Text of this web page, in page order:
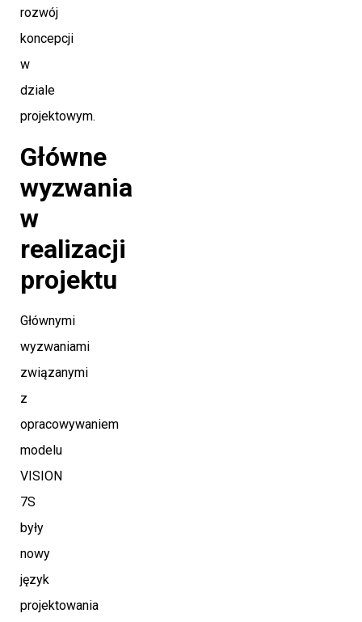
rozwój
koncepcji
w
dziale
projektowym.
Główne
wyzwania
w
realizacji
projektu
Głównymi
wyzwaniami
związanymi
z
opracowywaniem
modelu
VISION
7S
były
nowy
język
projektowania